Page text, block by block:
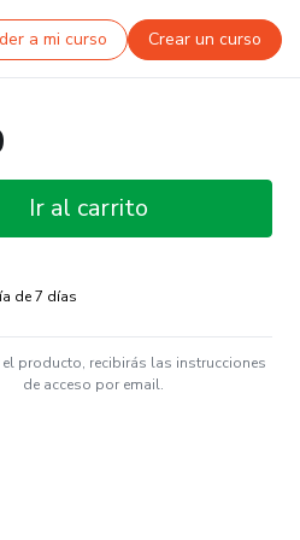
a mi curso Crear un curso
Ir al carrito
de 7 días
producto, recibirás las instrucciones
de acceso por email.